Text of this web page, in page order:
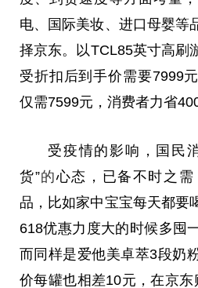
电、国际美妆、进口母婴等
择京东。以TCL85英寸高刷
受折扣后到手价需要7999
仅需7599元，消费者力省
受疫情的影响，国民
货”的心态，已备不时之
品，比如家中宝宝每天都要
618优惠力度大的时候多囤
而同样是爱他美卓萃3段奶
价每罐也相差10元，在京